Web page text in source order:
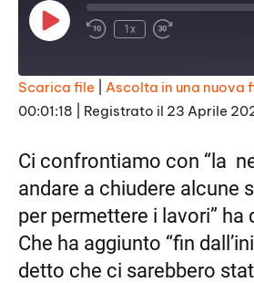
Play
Episode
1x
SHARE
LINK
EMBED
Scarica file Ascolta in una nuova
00:01:18
Registrato il 23 Aprile
Ci confrontiamo con “la
andare a chiudere alcune
per permettere i lavori” ha
Che ha aggiunto “fin
detto che ci sarebbero